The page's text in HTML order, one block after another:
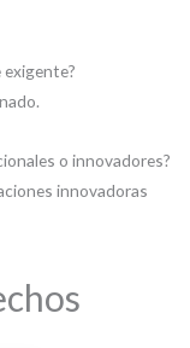
exigente?
o innovadores?
innovadoras